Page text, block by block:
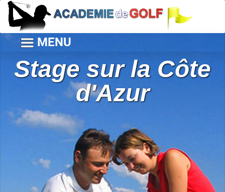
MENU
Stage sur la Côte
d'Azur